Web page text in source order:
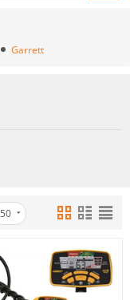
Garrett
50